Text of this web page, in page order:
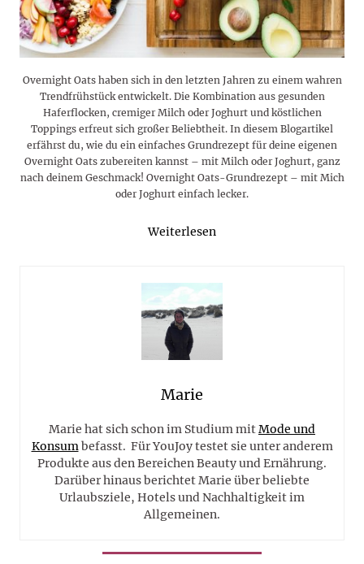
Overnight Oats haben sich in den letzten Jahren zu einem wahren
Trendfrühstück entwickelt. Die Kombination aus gesunden
Haferflocken, cremiger Milch oder Joghurt und köstlichen
Toppings erfreut sich großer Beliebtheit. In diesem Blogartikel
erfährst du, wie du ein einfaches Grundrezept für deine eigenen
Overnight Oats zubereiten kannst – mit Milch oder Joghurt, ganz
nach deinem Geschmack! Overnight Oats-Grundrezept – mit Mich
oder Joghurt einfach lecker.
Weiterlesen
Marie
Marie hat sich schon im Studium mitMode und
Konsumbefasst. Für YouJoy testet sie unter anderem
Produkte aus den Bereichen Beauty und Ernährung.
Darüber hinaus berichtet Marie über beliebte
Urlaubsziele, Hotels und Nachhaltigkeit im
Allgemeinen.